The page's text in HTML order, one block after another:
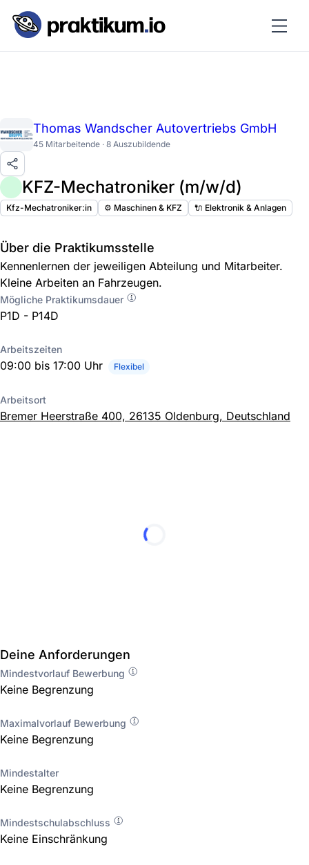
Thomas Wandscher Autovertriebs GmbH
45 Mitarbeitende · 8 Auszubildende
KFZ-Mechatroniker (m/w/d)
Kfz-Mechatroniker:in ⚙️ Maschinen & KFZ 🔌 Elektronik & Anlagen
Über die Praktikumsstelle
Kennenlernen der jeweiligen Abteilung und Mitarbeiter.
Kleine Arbeiten an Fahrzeugen.
Mögliche Praktikumsdauer
P1D - P14D
Arbeitszeiten
09:00 bis 17:00 Uhr Flexibel
Arbeitsort
Bremer Heerstraße 400, 26135 Oldenburg, Deutschland
Deine Anforderungen
Mindestvorlauf Bewerbung
Keine Begrenzung
Maximalvorlauf Bewerbung
Keine Begrenzung
Mindestalter
Keine Begrenzung
Mindestschulabschluss
Keine Einschränkung